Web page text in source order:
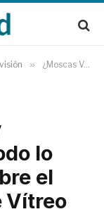
» ¿Moscas Volantes y Destellos de Luz? Todo lo que Debes Saber sobre el Desprendimiento de Vítreo
lo
el
Vítreo